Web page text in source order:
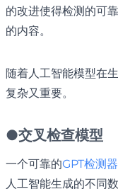
的改进使得检测的可
的内容。
随着人工智能模型在
复杂又重要。
●交叉检查模型
一个可靠的GPT检测器
人工智能生成的不同